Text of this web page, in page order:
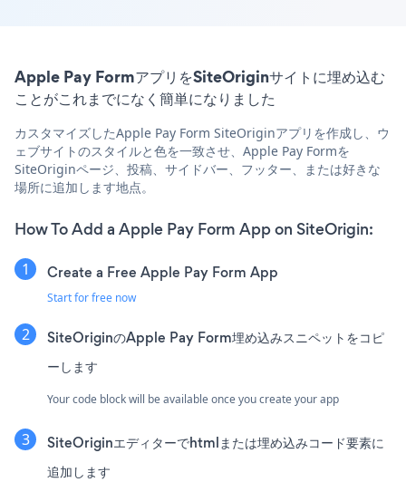
Apple Pay FormアプリをSiteOriginサイトに埋め込む
ことがこれまでになく簡単になりました
カスタマイズしたApple Pay Form SiteOriginアプリを作成し、ウ
ェブサイトのスタイルと色を一致させ、Apple Pay Formを
SiteOriginページ、投稿、サイドバー、フッター、または好きな
場所に追加します地点。
How To Add a Apple Pay Form App on SiteOrigin:
Create a Free Apple Pay Form App
Start for free now
SiteOriginのApple Pay Form埋め込みスニペットをコピ
ーします
Your code block will be available once you create your app
SiteOriginエディターでhtmlまたは埋め込みコード要素に
追加します